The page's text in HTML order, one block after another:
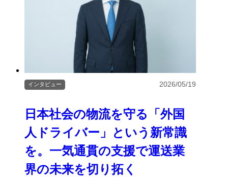
日本社会の物流を守る「外国
人ドライバー」という新常識
を。一気通貫の支援で運送業
界の未来を切り拓く
インタビュー 2026/05/19